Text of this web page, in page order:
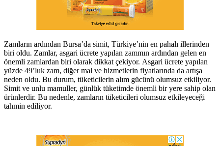
Zamların ardından Bursa’da simit, Türkiye’nin en pahalı illerinden
biri oldu. Zamlar, asgari ücrete yapılan zammın ardından gelen en
önemli zamlardan biri olarak dikkat çekiyor. Asgari ücrete yapılan
yüzde 49’luk zam, diğer mal ve hizmetlerin fiyatlarında da artışa
neden oldu. Bu durum, tüketicilerin alım gücünü olumsuz etkiliyor.
Simit ve unlu mamuller, günlük tüketimde önemli bir yere sahip olan
ürünlerdir. Bu nedenle, zamların tüketicileri olumsuz etkileyeceği
tahmin ediliyor.